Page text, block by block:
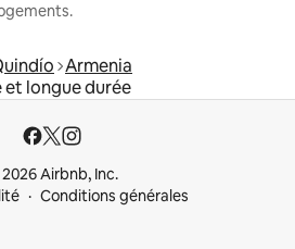
Armenia
et longue durée
Airbnb, Inc.
Conditions générales